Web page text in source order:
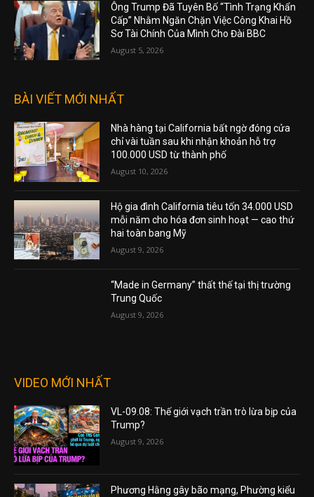
Ông Trump Đã Tuyên Bố “Tình Trạng Khẩn
Cấp” Nhằm Ngăn Chặn Việc Công Khai Hồ
Sơ Tài Chính Của Mình Cho Đài BBC
August 5, 2026
BÀI VIẾT MỚI NHẤT
Nhà hàng tại California bất ngờ đóng cửa
chỉ vài tuần sau khi nhận khoản hỗ trợ
100.000 USD từ thành phố
August 10, 2026
Hộ gia đình California tiêu tốn 34.000 USD
mỗi năm cho hóa đơn sinh hoạt — cao thứ
hai toàn bang Mỹ
August 9, 2026
“Made in Germany” thất thế tại thị trường
Trung Quốc
August 9, 2026
VIDEO MỚI NHẤT
VL-09.08: Thế giới vạch trần trò lừa bịp của
Trump?
August 9, 2026
Phương Hằng gây bão mạng, Phường kiểu